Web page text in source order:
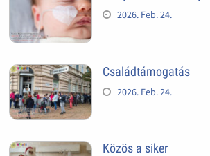
2026. Feb. 24.
Családtámogatás
2026. Feb. 24.
Közös a siker